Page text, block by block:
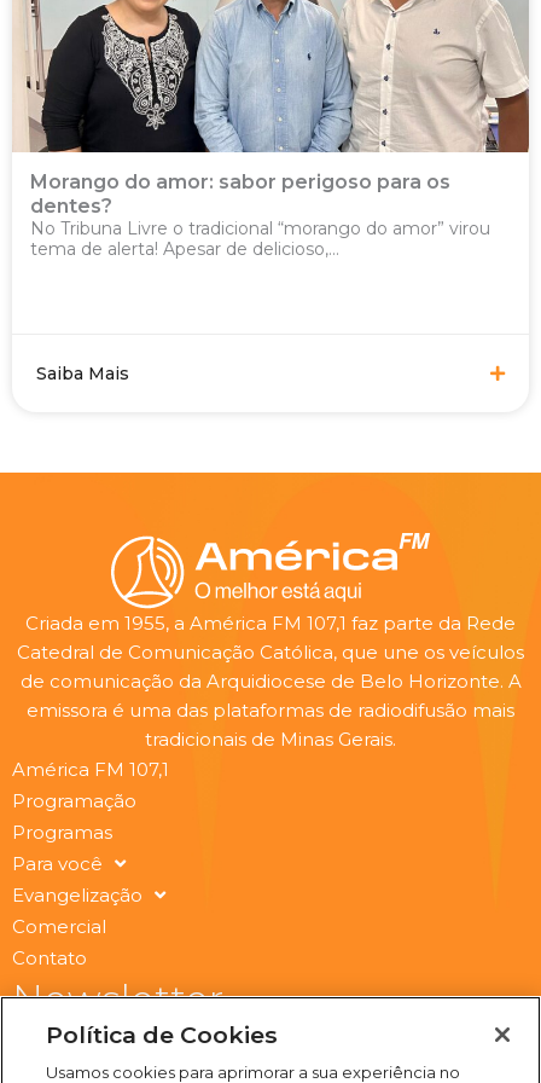
Morango do amor: sabor perigoso para os
dentes?
No Tribuna Livre o tradicional “morango do amor” virou
tema de alerta! Apesar de delicioso,...
Saiba Mais
Criada em 1955, a América FM 107,1 faz parte da Rede
Catedral de Comunicação Católica, que une os veículos
de comunicação da Arquidiocese de Belo Horizonte. A
emissora é uma das plataformas de radiodifusão mais
tradicionais de Minas Gerais.
América FM 107,1
Programação
Programas
Para você
Evangelização
Comercial
Contato
Newsletter
Email Submit
Política de Cookies
Usamos cookies para aprimorar a sua experiência no